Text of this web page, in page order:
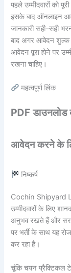
पहले उम्मीदवारों को
इसके बाद ऑनलाइन
जानकारी सही–सही
बाद अगर आवेदन शुल्क
आवेदन पूरा होने पर
रखना चाहिए।
महत्वपूर्ण लिंक
PDF
आवेदन करने के
निष्कर्ष
Cochin Shipyard
उम्मीदवारों के लिए
अनुभव रखते हैं और
पर भर्ती के साथ यह
कर रहा है।
चूंकि चयन प्रैक्टिकल